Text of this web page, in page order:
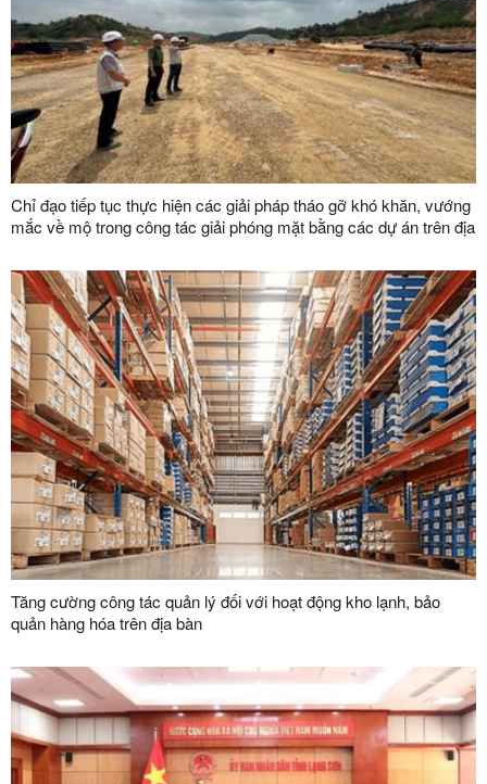
Chỉ đạo tiếp tục thực hiện các giải pháp tháo gỡ khó khăn, vướng
mắc về mộ trong công tác giải phóng mặt bằng các dự án trên địa
Tăng cường công tác quản lý đối với hoạt động kho lạnh, bảo
quản hàng hóa trên địa bàn